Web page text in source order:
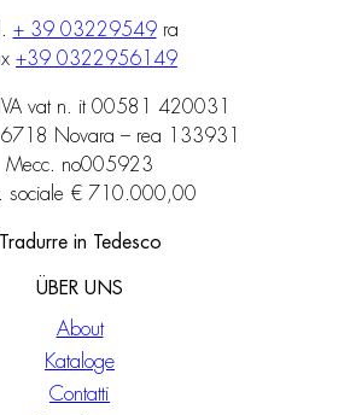
+ 39 03229549ra
+39 0322956149
vat n. it 00581 420031
6718 Novara – rea 133931
Mecc. no005923
sociale € 710.000,00
Tradurre in Tedesco
ÜBER UNS
About
Kataloge
Contatti